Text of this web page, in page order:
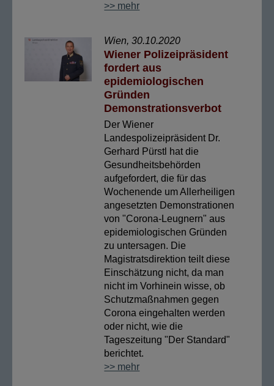
>> mehr
Wien, 30.10.2020
Wiener Polizeipräsident
fordert aus
epidemiologischen
Gründen
Demonstrationsverbot
Der Wiener
Landespolizeipräsident Dr.
Gerhard Pürstl hat die
Gesundheitsbehörden
aufgefordert, die für das
Wochenende um Allerheiligen
angesetzten Demonstrationen
von "Corona-Leugnern" aus
epidemiologischen Gründen
zu untersagen. Die
Magistratsdirektion teilt diese
Einschätzung nicht, da man
nicht im Vorhinein wisse, ob
Schutzmaßnahmen gegen
Corona eingehalten werden
oder nicht, wie die
Tageszeitung "Der Standard"
berichtet.
>> mehr